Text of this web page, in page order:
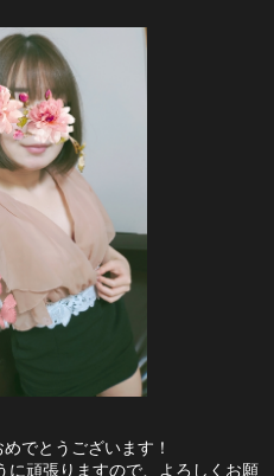
でとうございます！